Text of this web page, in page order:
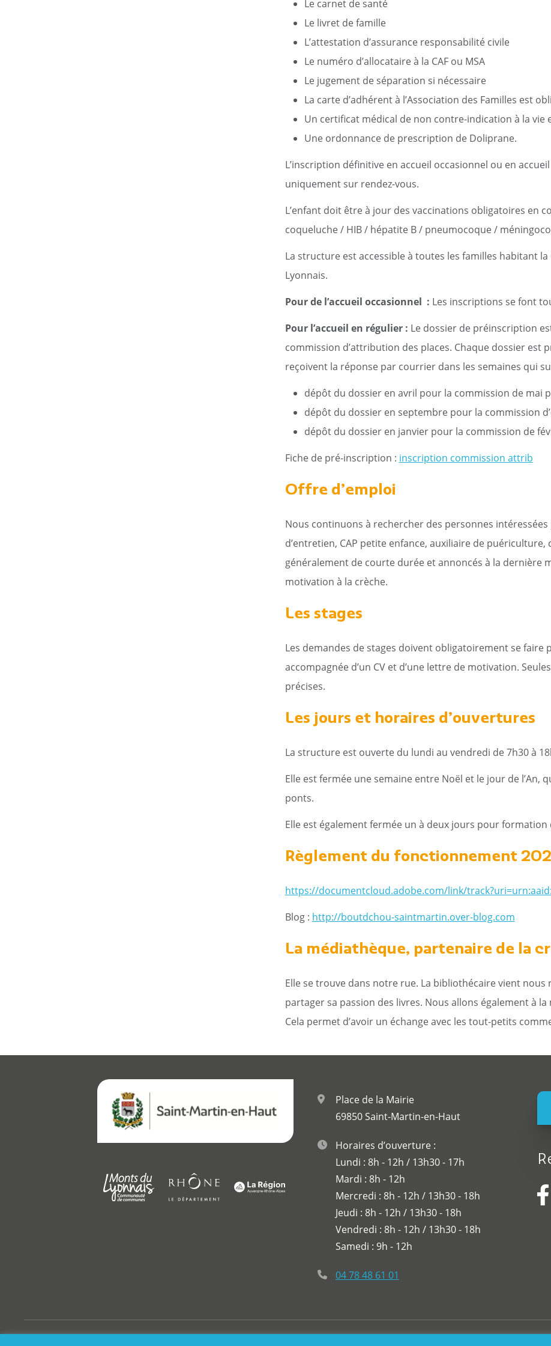
Le carnet de santé
Le livret de famille
L’attestation d’assurance responsabilité civile
Le numéro d’allocataire à la CAF ou MSA
Le jugement de séparation si nécessaire
La carte d’adhérent à l’Association des Familles est
Un certificat médical de non contre-indication à la vie
Une ordonnance de prescription de Doliprane.
L’inscription définitive en accueil occasionnel ou en
uniquement sur rendez-vous.
L’enfant doit être à jour des vaccinations obligatoires en
coqueluche / HIB / hépatite B / pneumocoque /
La structure est accessible à toutes les familles habitant
Lyonnais.
Pour de l’accueil occasionnel : Les inscriptions se font
Pour l’accueil en régulier : Le dossier de préinscription
commission d’attribution des places. Chaque dossier est
reçoivent la réponse par courrier dans les semaines qui
dépôt du dossier en avril pour la commission de mai
dépôt du dossier en septembre pour la commission
dépôt du dossier en janvier pour la commission de
Fiche de pré-inscription : inscription commission attrib
Offre d’emploi
Nous continuons à rechercher des personnes
d’entretien, CAP petite enfance, auxiliaire de
généralement de courte durée et annoncés à la dernière
motivation à la crèche.
Les stages
Les demandes de stages doivent obligatoirement se
accompagnée d’un CV et d’une lettre de motivation.
précises.
Les jours et horaires d’ouvertures
La structure est ouverte du lundi au vendredi de 7h30 à
Elle est fermée une semaine entre Noël et le jour de
ponts.
Elle est également fermée un à deux jours pour formation
Règlement du fonctionnement
https://documentcloud.adobe.com/link/
Blog : http://boutdchou-saintmartin.over-blog.com
La médiathèque, partenaire de la
Elle se trouve dans notre rue. La bibliothécaire vient
partager sa passion des livres. Nous allons également à
Cela permet d’avoir un échange avec les tout-petits
Place de la Mairie
69850 Saint-Martin-en-Haut
Horaires d’ouverture :
Lundi : 8h - 12h / 13h30 - 17h
Mardi : 8h - 12h
Mercredi : 8h - 12h / 13h30 - 18h
Jeudi : 8h - 12h / 13h30 - 18h
Vendredi : 8h - 12h / 13h30 - 18h
Samedi : 9h - 12h
04 78 48 61 01